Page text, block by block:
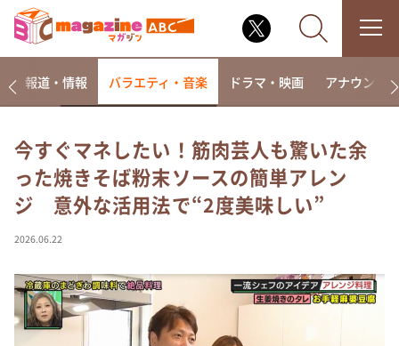
なるみ・岡村の過ぎるTV
相席食堂
これ余談なんですけど・・・
て真剣です
探偵！ナイトスクープ
news おかえり
報道・情報 バラエティ・音楽 ドラマ・映画 アナウンサー
今すぐマネしたい！筋肉芸人も驚いた余
った焼きそば粉末ソースの簡単アレン
ジ 意外な活用法で“2度美味しい”
2026.06.22